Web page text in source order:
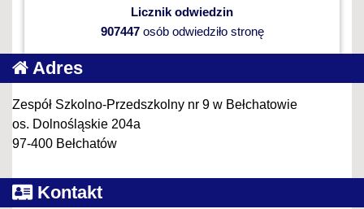
Licznik odwiedzin
907447osób odwiedziło stronę
Adres
Zespół Szkolno-Przedszkolny nr 9 w Bełchatowie
os. Dolnośląskie 204a
97-400 Bełchatów
Kontakt